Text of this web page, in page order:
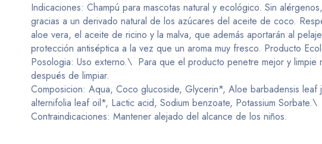
Indicaciones: Champú para mascotas natural y ecológico. Sin
gracias a un derivado natural de los azúcares del aceite de coco.
aloe vera, el aceite de ricino y la malva, que además aportarán al
protección antiséptica a la vez que un aroma muy fresco. Producto
Posologia: Uso externo.\ Para que el producto penetre mejor y
después de limpiar.
Composicion: Aqua, Coco glucoside, Glycerin*, Aloe barbadensis leaf
alternifolia leaf oil*, Lactic acid, Sodium benzoate, Potassium
Contraindicaciones: Mantener alejado del alcance de los niños.